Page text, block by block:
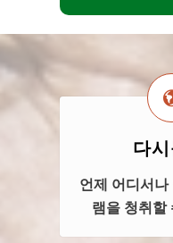
다
언제 어디서
램을 청취할